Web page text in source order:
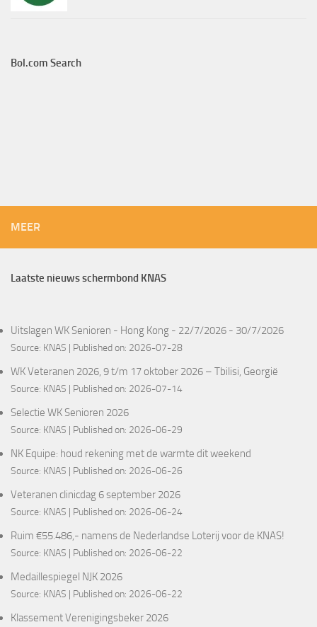
Bol.com Search
MEER
Laatste nieuws schermbond KNAS
Uitslagen WK Senioren - Hong Kong - 22/7/2026 - 30/7/2026
Source: KNAS Published on: 2026-07-28
WK Veteranen 2026, 9 t/m 17 oktober 2026 – Tbilisi, Georgië
Source: KNAS Published on: 2026-07-14
Selectie WK Senioren 2026
Source: KNAS Published on: 2026-06-29
NK Equipe: houd rekening met de warmte dit weekend
Source: KNAS Published on: 2026-06-26
Veteranen clinicdag 6 september 2026
Source: KNAS Published on: 2026-06-24
Ruim €55.486,- namens de Nederlandse Loterij voor de KNAS!
Source: KNAS Published on: 2026-06-22
Medaillespiegel NJK 2026
Source: KNAS Published on: 2026-06-22
Klassement Verenigingsbeker 2026